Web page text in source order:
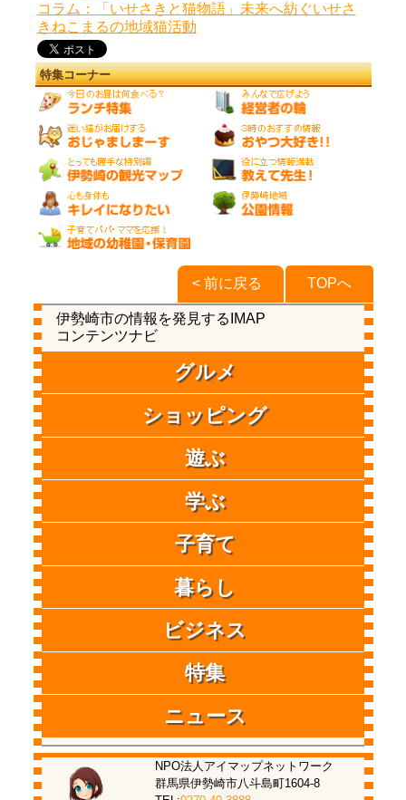
コラム：「いせさきと猫物語」未来へ紡ぐいせさ
きねこまるの地域猫活動
特集コーナー
TOPへ
< 前に戻る
伊勢崎市の情報を発見するIMAP
コンテンツナビ
グルメ
ショッピング
遊ぶ
学ぶ
子育て
暮らし
ビジネス
特集
ニュース
NPO法人アイマップネットワーク
群馬県伊勢崎市八斗島町1604-8